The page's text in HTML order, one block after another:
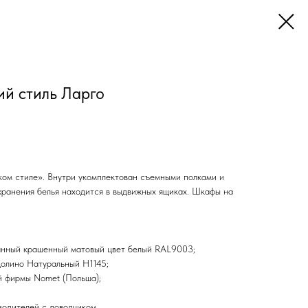
стиль Ларго
стиле». Внутри укомплектован съемными полками и
белья находится в выдвижных ящиках. Шкафы на
крашенный матовый цвет белый RAL9003;
Натуральный Н1145;
фирмы Nomet (Польша);